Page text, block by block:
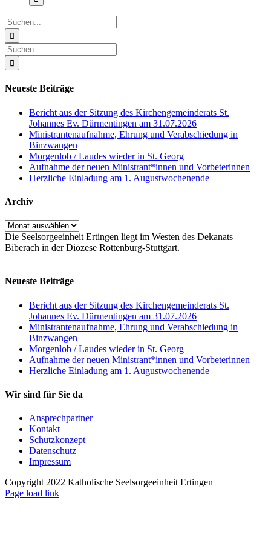
Suche
nach:
Suche
nach:
Neueste Beiträge
Bericht aus der Sitzung des Kirchengemeinderats St.
Johannes Ev. Dürmentingen am 31.07.2026
Ministrantenaufnahme, Ehrung und Verabschiedung in
Binzwangen
Morgenlob / Laudes wieder in St. Georg
Aufnahme der neuen Ministrant*innen und Vorbeterinnen
Herzliche Einladung am 1. Augustwochenende
Archiv
Archiv
Die Seelsorgeeinheit Ertingen liegt im Westen des Dekanats
Biberach in der Diözese Rottenburg-Stuttgart.
Neueste Beiträge
Bericht aus der Sitzung des Kirchengemeinderats St.
Johannes Ev. Dürmentingen am 31.07.2026
Ministrantenaufnahme, Ehrung und Verabschiedung in
Binzwangen
Morgenlob / Laudes wieder in St. Georg
Aufnahme der neuen Ministrant*innen und Vorbeterinnen
Herzliche Einladung am 1. Augustwochenende
Wir sind für Sie da
Ansprechpartner
Kontakt
Schutzkonzept
Datenschutz
Impressum
Copyright 2022 Katholische Seelsorgeeinheit Ertingen
Page load link